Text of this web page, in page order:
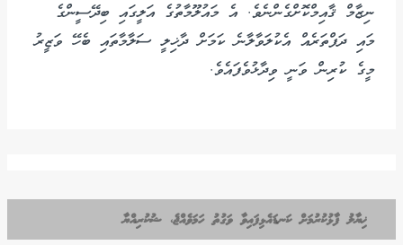
ނިޒާމް ޤާއިމްކޮށްގެންނެވެ. އެ މައުލޫމާތުގެ އަލީގައި ބިދޭސީންގެ
މައި ދަފްތަރެއް އެކުލަވާލާނެ ކަމަށް ދާޚިލީ ސަލާމާތައި ބެހޭ ވަޒީރު
މީގެ ކުރިން ވަނީ ވިދާޅުވެފައެވެ.
ޚިޔާލު ފާޅުކުރުމަށް ކަނޑައެޅިފައިވާ ވަގުތު ހަމަވެއްޖެ، ޝުކުރިއްޔާ